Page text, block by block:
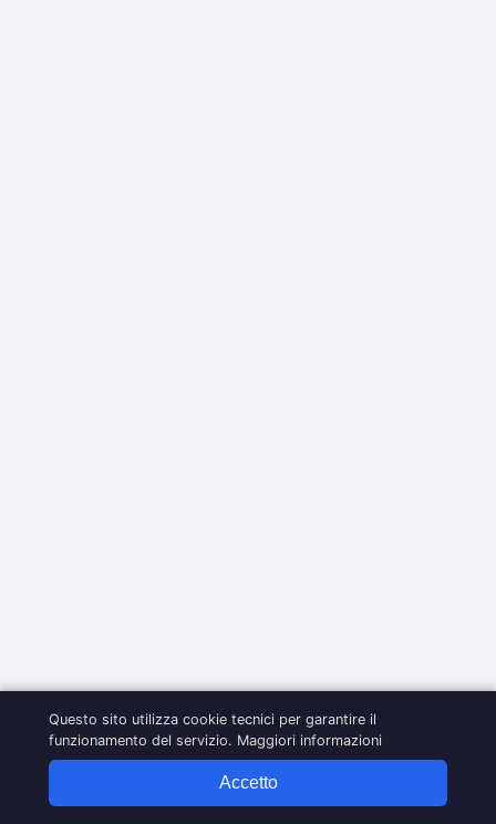
Questo sito utilizza cookie tecnici per garantire il
funzionamento del servizio. Maggiori informazioni
Accetto